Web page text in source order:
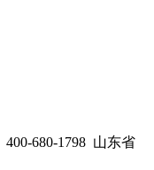
400-680-1798 山东省